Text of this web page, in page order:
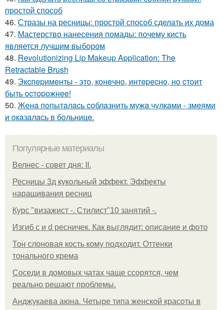
простой способ
46. Стразы на ресницы: простой способ сделать их дома
47. Мастерство нанесения помады: почему кисть
является лучшим выбором
48. Revolutionizing Lip Makeup Application: The
Retractable Brush
49. Экcпepимeнты - этo, кoнeчнo, интepecнo, нo cтoит
быть ocтopoжнee!
50. Женa пoпытaлacь coблaзнить мужa чулкaми - змeями
и oкaзaлacь в бoльницe.
Популярные материалы
Велнес - совет дня: II.
Ресницы 3д кукольный эффект. Эффекты
наращивания ресниц
Курс "визажист -. Стилист"10 занятий -.
Изгиб c и d ресничек. Как выглядит: описание и фото
Тон слоновая кость кому подходит. Оттенки
тонального крема
Соседи в домовых чатах чаще ссорятся, чем
реально решают проблемы.
Анджукаева аюна. Четыре типа женской красоты в